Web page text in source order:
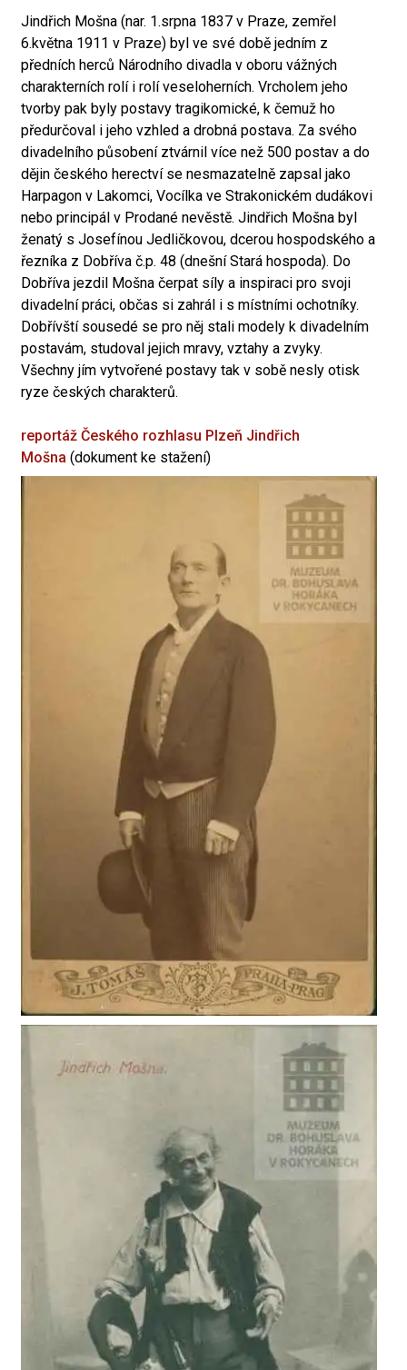
Jindřich Mošna (nar. 1.srpna 1837 v Praze, zemřel
6.května 1911 v Praze) byl ve své době jedním z
předních herců Národního divadla v oboru vážných
charakterních rolí i rolí veseloherních. Vrcholem jeho
tvorby pak byly postavy tragikomické, k čemuž ho
předurčoval i jeho vzhled a drobná postava. Za svého
divadelního působení ztvárnil více než 500 postav a do
dějin českého herectví se nesmazatelně zapsal jako
Harpagon v Lakomci, Vocílka ve Strakonickém dudákovi
nebo principál v Prodané nevěstě. Jindřich Mošna byl
ženatý s Josefínou Jedličkovou, dcerou hospodského a
řezníka z Dobříva č.p. 48 (dnešní Stará hospoda). Do
Dobříva jezdil Mošna čerpat síly a inspiraci pro svoji
divadelní práci, občas si zahrál i s místními ochotníky.
Dobřívští sousedé se pro něj stali modely k divadelním
postavám, studoval jejich mravy, vztahy a zvyky.
Všechny jím vytvořené postavy tak v sobě nesly otisk
ryze českých charakterů.
reportáž Českého rozhlasu Plzeň Jindřich
Mošna (dokument ke stažení)